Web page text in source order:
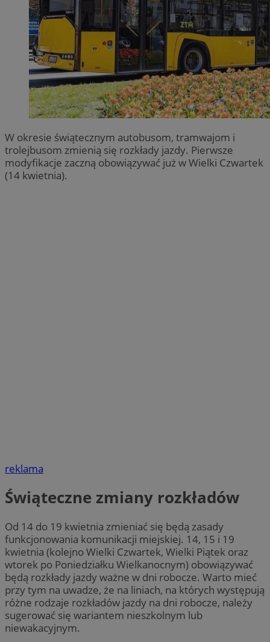
W okresie świątecznym autobusom, tramwajom i
trolejbusom zmienią się rozkłady jazdy. Pierwsze
modyfikacje zaczną obowiązywać już w Wielki Czwartek
(14 kwietnia).
reklama
Świąteczne zmiany rozkładów
Od 14 do 19 kwietnia zmieniać się będą zasady
funkcjonowania komunikacji miejskiej. 14, 15 i 19
kwietnia (kolejno Wielki Czwartek, Wielki Piątek oraz
wtorek po Poniedziałku Wielkanocnym) obowiązywać
będą rozkłady jazdy ważne w dni robocze. Warto mieć
przy tym na uwadze, że na liniach, na których występują
różne rodzaje rozkładów jazdy na dni robocze, należy
sugerować się wariantem nieszkolnym lub
niewakacyjnym.